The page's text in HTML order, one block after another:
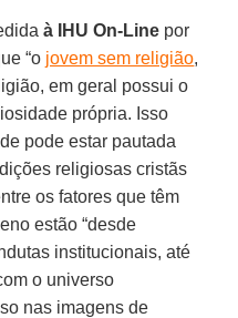
à IHU On-Line por
“o jovem sem religião,
em geral possui o
própria. Isso
pode estar pautada
religiosas cristãs
os fatores que têm
estão “desde
institucionais, até
o universo
nas imagens de